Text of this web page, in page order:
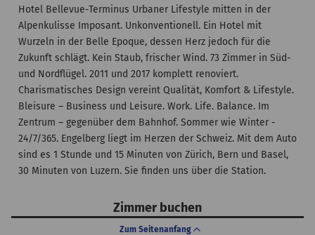
Hotel Bellevue-Terminus Urbaner Lifestyle mitten in der
Alpenkulisse Imposant. Unkonventionell. Ein Hotel mit
Wurzeln in der Belle Epoque, dessen Herz jedoch für die
Zukunft schlägt. Kein Staub, frischer Wind. 73 Zimmer in Süd-
und Nordflügel. 2011 und 2017 komplett renoviert.
Charismatisches Design vereint Qualität, Komfort & Lifestyle.
Bleisure – Business und Leisure. Work. Life. Balance. Im
Zentrum – gegenüber dem Bahnhof. Sommer wie Winter -
24/7/365. Engelberg liegt im Herzen der Schweiz. Mit dem Auto
sind es 1 Stunde und 15 Minuten von Zürich, Bern und Basel,
30 Minuten von Luzern. Sie finden uns über die Station.
Zimmer buchen
Zum Seitenanfang